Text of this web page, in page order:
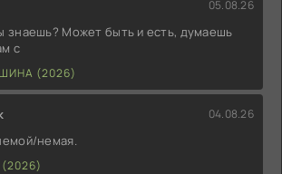
05.08.26
знаешь? Может быть и есть, думаешь
с
(2026)
04.08.26
немая.